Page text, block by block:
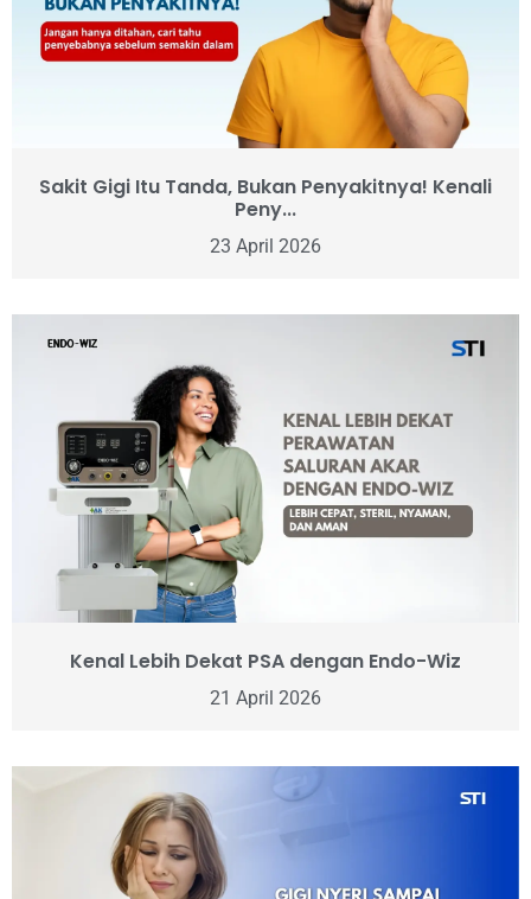
Sakit Gigi Itu Tanda, Bukan Penyakitnya! Kenali
Peny...
23 April 2026
Kenal Lebih Dekat PSA dengan Endo-Wiz
21 April 2026